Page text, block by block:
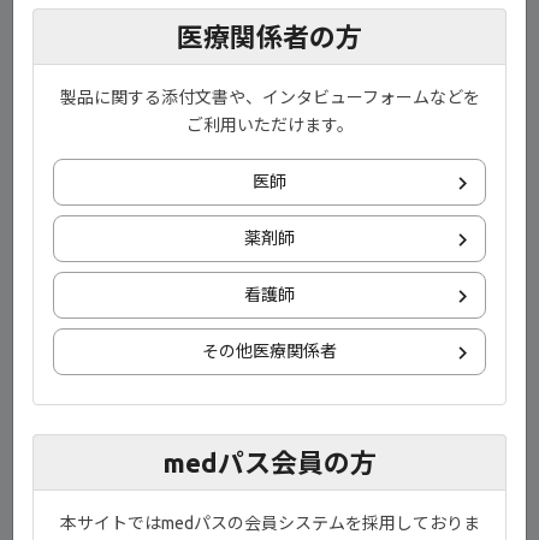
1) 社内資料：SELECTION（2022年3月承認）〔承認時評価資料〕
2) Feagan BG, et al. Lancet. 397（10292）：2372-2384, 2021
（利益相反：本研究はGilead Sciences Inc. の資金提供により行わ
れた）
医療関係者の方
製品に関する添付文書や、インタビューフォームなどを
ご利用いただけます。
医師
薬剤師
看護師
その他医療関係者
medパス会員の方
本サイトではmedパスの会員システムを採用しておりま